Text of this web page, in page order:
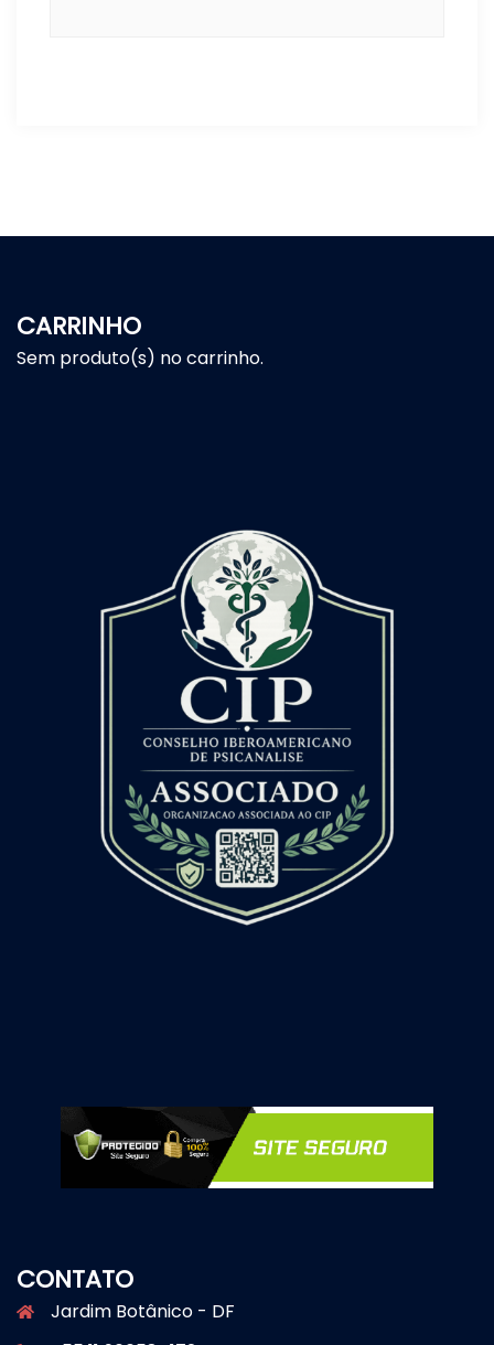
CARRINHO
Sem produto(s) no carrinho.
CONTATO
Jardim Botânico - DF